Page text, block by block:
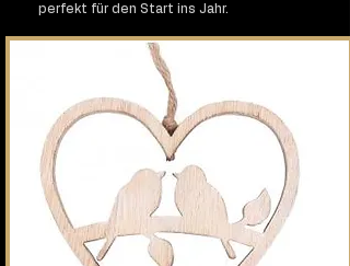
perfekt für den Start ins Jahr.